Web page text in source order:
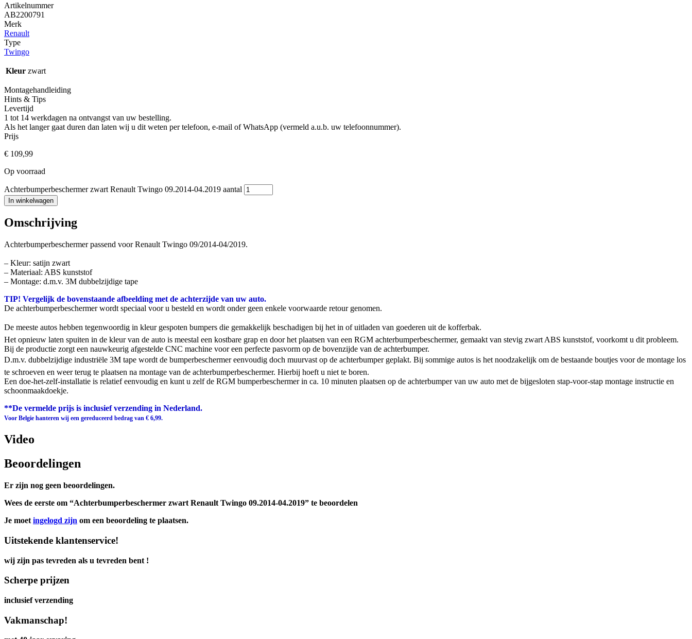
Artikelnummer
AB2200791
Merk
Renault
Type
Twingo
Kleur zwart
Montagehandleiding
Hints & Tips
Levertijd
1 tot 14 werkdagen na ontvangst van uw bestelling.
Als het langer gaat duren dan laten wij u dit weten per telefoon, e-mail of WhatsApp (vermeld a.u.b. uw telefoonnummer).
Prijs
€ 109,99
Op voorraad
Achterbumperbeschermer zwart Renault Twingo 09.2014-04.2019 aantal
In winkelwagen
Omschrijving
Achterbumperbeschermer passend voor Renault Twingo 09/2014-04/2019.
– Kleur: satijn zwart
– Materiaal: ABS kunststof
– Montage: d.m.v. 3M dubbelzijdige tape
TIP! Vergelijk de bovenstaande afbeelding met de achterzijde van uw auto.
De achterbumperbeschermer wordt speciaal voor u besteld en wordt onder geen enkele voorwaarde retour genomen.
De meeste autos hebben tegenwoordig in kleur gespoten bumpers die gemakkelijk beschadigen bij het in of uitladen van goederen uit de kofferbak.
Het opnieuw laten spuiten in de kleur van de auto is meestal een kostbare grap en door het plaatsen van een RGM achterbumperbeschermer, gemaakt van stevig zwart ABS kunststof, voorkomt u dit probleem.
Bij de productie zorgt een nauwkeurig afgestelde CNC machine voor een perfecte pasvorm op de bovenzijde van de achterbumper.
D.m.v. dubbelzijdige industriële 3M tape wordt de bumperbeschermer eenvoudig doch muurvast op de achterbumper geplakt. Bij sommige autos is het noodzakelijk om de bestaande boutjes voor de montage los
te schroeven en weer terug te plaatsen na montage van de achterbumperbeschermer. Hierbij hoeft u niet te boren.
Een doe-het-zelf-installatie is relatief eenvoudig en kunt u zelf de RGM bumperbeschermer in ca. 10 minuten plaatsen op de achterbumper van uw auto met de bijgesloten stap-voor-stap montage instructie en
schoonmaakdoekje.
**De vermelde prijs is inclusief verzending in Nederland.
Voor Belgie hanteren wij een gereduceerd bedrag van € 6,99.
Video
Beoordelingen
Er zijn nog geen beoordelingen.
Wees de eerste om “Achterbumperbeschermer zwart Renault Twingo 09.2014-04.2019” te beoordelen
Je moet ingelogd zijn om een beoordeling te plaatsen.
Uitstekende klantenservice!
wij zijn pas tevreden als u tevreden bent !
Scherpe prijzen
inclusief verzending
Vakmanschap!